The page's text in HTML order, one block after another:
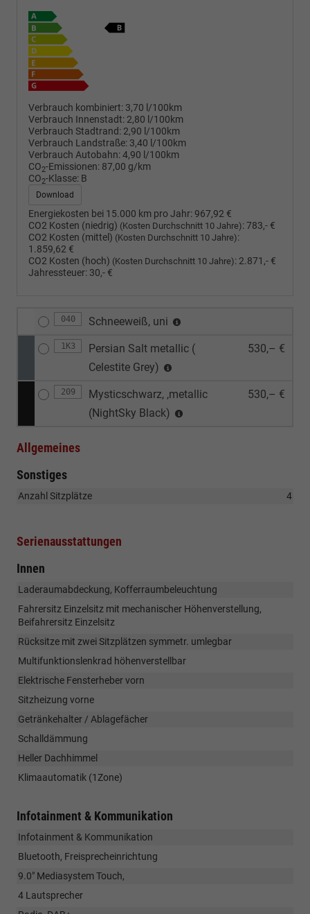
Verbrauch kombiniert: 3,70 l/100km
Verbrauch Innenstadt: 2,80 l/100km
Verbrauch Stadtrand: 2,90 l/100km
Verbrauch Landstraße: 3,40 l/100km
Verbrauch Autobahn:4,90 l/100km
CO2-Emissionen: 87,00 g/km
CO2-Klasse: B
Download
Energiekosten bei 15.000 km pro Jahr: 967,92 €
CO2 Kosten (niedrig) (Kosten Durchschnitt 10 Jahre):783,- €
CO2 Kosten (mittel) (Kosten Durchschnitt 10 Jahre):
1.859,62 €
CO2 Kosten (hoch) (Kosten Durchschnitt 10 Jahre): 2.871,- €
Jahressteuer: 30,- €
040 Schneeweiß, uni
1K3
Persian Salt metallic (
Celestite Grey)
530,– €
209
Mysticschwarz, ,metallic
(NightSky Black)
530,– €
Allgemeines
Sonstiges
Anzahl Sitzplätze 4
Serienausstattungen
Innen
Laderaumabdeckung, Kofferraumbeleuchtung
Fahrersitz Einzelsitz mit mechanischer Höhenverstellung,
Beifahrersitz Einzelsitz
Rücksitze mit zwei Sitzplätzen symmetr. umlegbar
Multifunktionslenkrad höhenverstellbar
Elektrische Fensterheber vorn
Sitzheizung vorne
Getränkehalter / Ablagefächer
Schalldämmung
Heller Dachhimmel
Klimaautomatik (1Zone)
Infotainment & Kommunikation
Infotainment & Kommunikation
Bluetooth, Freisprecheinrichtung
9.0" Mediasystem Touch,
4 Lautsprecher